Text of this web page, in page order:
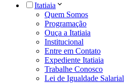
Itatiaia
Quem Somos
Programação
Ouça a Itatiaia
Institucional
Entre em Contato
Expediente Itatiaia
Trabalhe Conosco
Lei de Igualdade Salarial